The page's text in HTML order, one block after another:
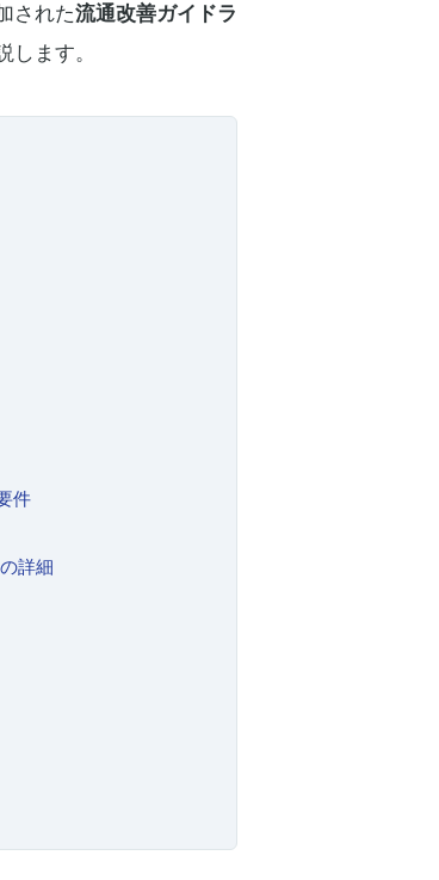
された流通改善ガイドラ
ます。
件
詳細